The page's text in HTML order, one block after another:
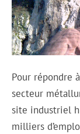
Pour répondre
secteur
site industriel
milliers